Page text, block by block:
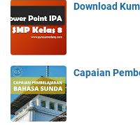
Download
Capaian